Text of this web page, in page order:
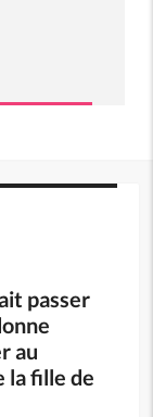
passer
au
la fille de